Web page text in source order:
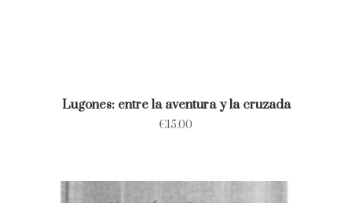
Lugones: entre la aventura y la cruzada
€15.00